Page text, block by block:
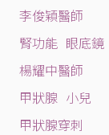
李俊穎醫師
腎功能 眼底鏡
楊耀中醫師
甲狀腺 小兒
甲狀腺穿刺